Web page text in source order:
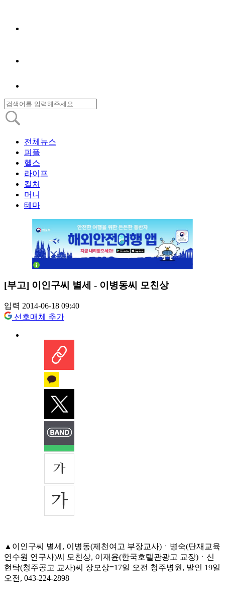
전체뉴스
피플
헬스
라이프
컬처
머니
테마
[부고] 이인구씨 별세 - 이병동씨 모친상
입력 2014-06-18 09:40
선호매체 추가
▲이인구씨 별세, 이병동(제천여고 부장교사)ㆍ병숙(단재교육
연수원 연구사)씨 모친상, 이재윤(한국호텔관광고 교장)ㆍ신
현탁(청주공고 교사)씨 장모상=17일 오전 청주병원, 발인 19일
오전, 043-224-2898